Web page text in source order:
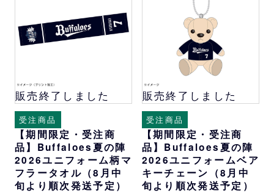
販売終了しました
受注商品
【期間限定・受注商
品】Buffaloes夏の陣
2026ユニフォーム柄マ
フラータオル（8月中
旬より順次発送予定）
販売終了しました
受注商品
【期間限定・受注商
品】Buffaloes夏の陣
2026ユニフォームベア
キーチェーン（8月中
旬より順次発送予定）